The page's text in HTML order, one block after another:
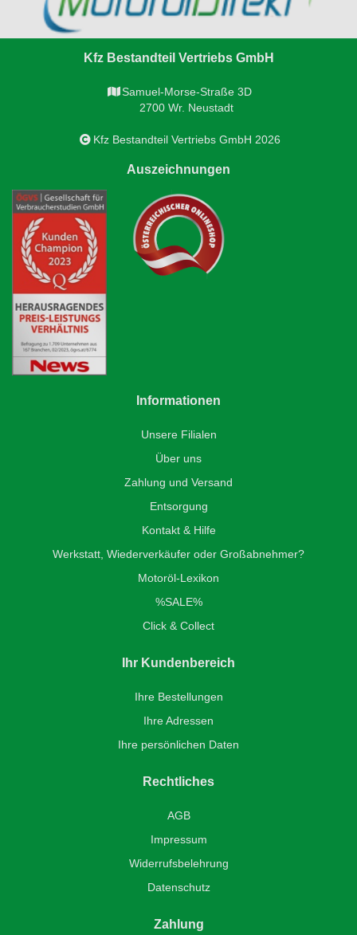
Kfz Bestandteil Vertriebs GmbH
Samuel-Morse-Straße 3D
2700 Wr. Neustadt
Kfz Bestandteil Vertriebs GmbH 2026
Auszeichnungen
Informationen
Unsere Filialen
Über uns
Zahlung und Versand
Entsorgung
Kontakt & Hilfe
Werkstatt, Wiederverkäufer oder Großabnehmer?
Motoröl-Lexikon
%SALE%
Click & Collect
Ihr Kundenbereich
Ihre Bestellungen
Ihre Adressen
Ihre persönlichen Daten
Rechtliches
AGB
Impressum
Widerrufsbelehrung
Datenschutz
Zahlung